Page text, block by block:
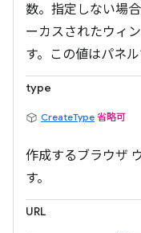
数。指定しない場
ーカスされたウィ
す。この値はパネル
type
CreateType 省略可
作成するブラウザ
す。
URL